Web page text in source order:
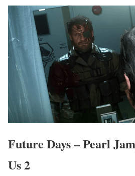
Future Days – Pearl
Us 2